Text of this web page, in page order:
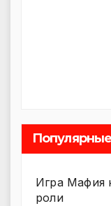
Игра Мафия
роли